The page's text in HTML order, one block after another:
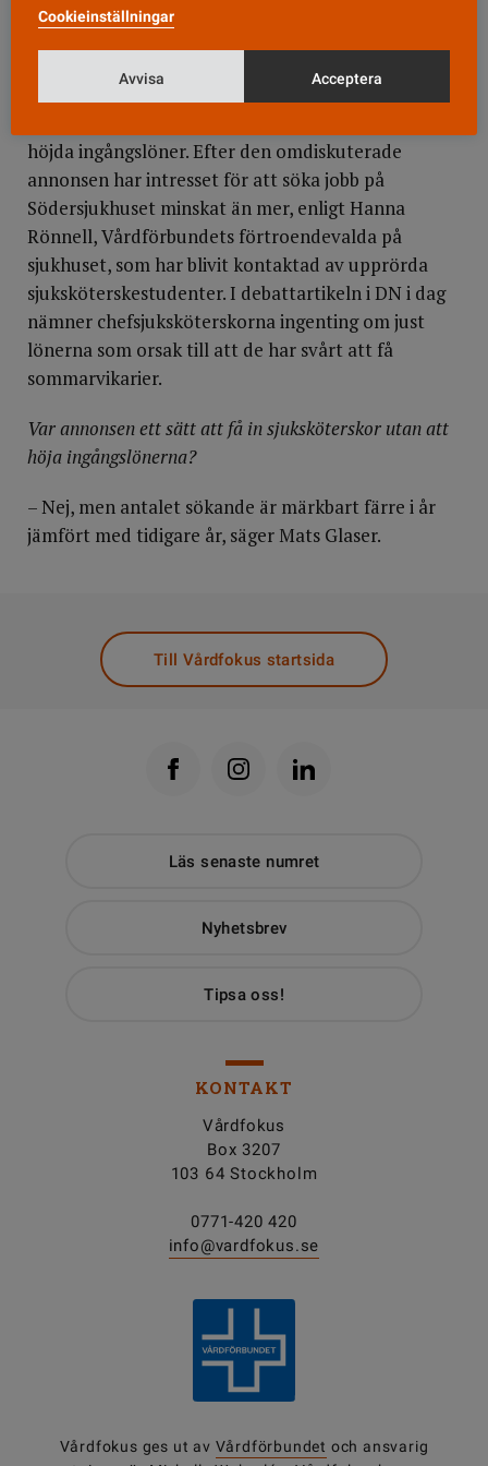
ett resultat av en generell brist på arbetskraft, men
höjda ingångslöner. Efter den omdiskuterade
annonsen har intresset för att söka jobb på
Södersjukhuset minskat än mer, enligt Hanna
Rönnell, Vårdförbundets förtroendevalda på
sjukhuset, som har blivit kontaktad av upprörda
sjuksköterskestudenter. I debattartikeln i DN i dag
nämner chefsjuksköterskorna ingenting om just
lönerna som orsak till att de har svårt att få
sommarvikarier.
Var annonsen ett sätt att få in sjuksköterskor utan att
höja ingångslönerna?
– Nej, men antalet sökande är märkbart färre i år
jämfört med tidigare år, säger Mats Glaser.
Till Vårdfokus startsida
Läs senaste numret
Nyhetsbrev
Tipsa oss!
KONTAKT
Vårdfokus
Box 3207
103 64 Stockholm
0771-420 420
info@vardfokus.se
Vårdfokus ges ut av Vårdförbundet och ansvarig
Cookieinställningar
Avvisa Acceptera